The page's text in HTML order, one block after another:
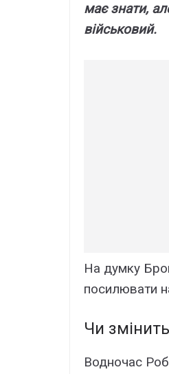
має знати,
військовий.
На думку
посилювати
Чи
Водночас